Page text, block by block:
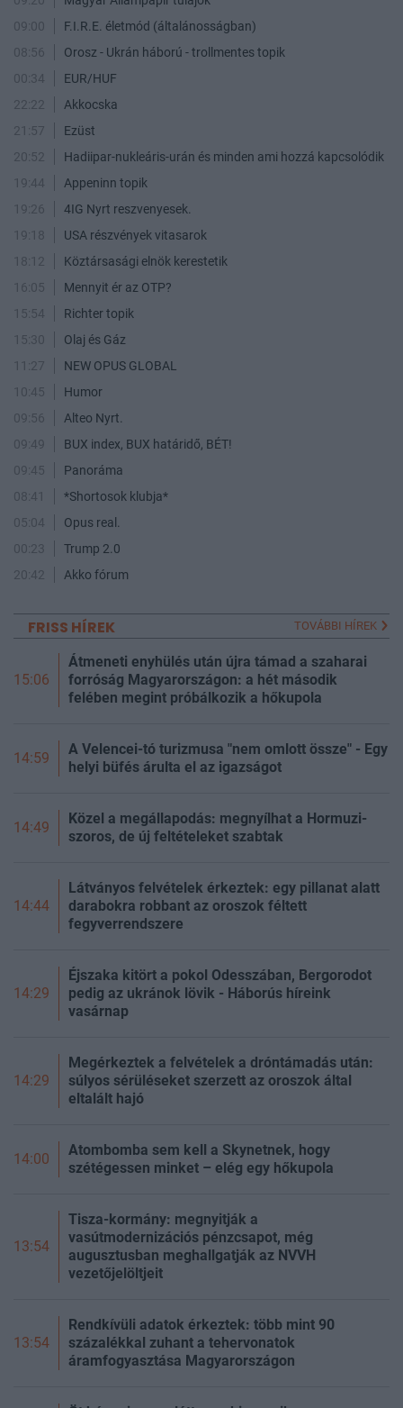
09:00
F.I.R.E. életmód (általánosságban)
08:56
Orosz - Ukrán háború - trollmentes topik
00:34
EUR/HUF
22:22
Akkocska
21:57
Ezüst
20:52
Hadiipar-nukleáris-urán és minden ami hozzá kapcsolódik
19:44
Appeninn topik
19:26
4IG Nyrt reszvenyesek.
19:18
USA részvények vitasarok
18:12
Köztársasági elnök kerestetik
16:05
Mennyit ér az OTP?
15:54
Richter topik
15:30
Olaj és Gáz
11:27
NEW OPUS GLOBAL
10:45
Humor
09:56
Alteo Nyrt.
09:49
BUX index, BUX határidő, BÉT!
09:45
Panoráma
08:41
*Shortosok klubja*
05:04
Opus real.
00:23
Trump 2.0
20:42
Akko fórum
FRISS HÍREK TOVÁBBI HÍREK
15:06
Átmeneti enyhülés után újra támad a szaharai
forróság Magyarországon: a hét második
felében megint próbálkozik a hőkupola
14:59
A Velencei-tó turizmusa "nem omlott össze" - Egy
helyi büfés árulta el az igazságot
14:49
Közel a megállapodás: megnyílhat a Hormuzi-
szoros, de új feltételeket szabtak
14:44
Látványos felvételek érkeztek: egy pillanat alatt
darabokra robbant az oroszok féltett
fegyverrendszere
14:29
Éjszaka kitört a pokol Odesszában, Bergorodot
pedig az ukránok lövik - Háborús híreink
vasárnap
14:29
Megérkeztek a felvételek a dróntámadás után:
súlyos sérüléseket szerzett az oroszok által
eltalált hajó
14:00
Atombomba sem kell a Skynetnek, hogy
szétégessen minket – elég egy hőkupola
13:54
Tisza-kormány: megnyitják a
vasútmodernizációs pénzcsapot, még
augusztusban meghallgatják az NVVH
vezetőjelöltjeit
13:54
Rendkívüli adatok érkeztek: több mint 90
százalékkal zuhant a tehervonatok
áramfogyasztása Magyarországon